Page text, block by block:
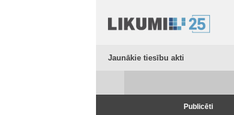
Jaunākie tiesību akti
Publicēti